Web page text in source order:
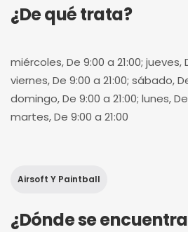
¿De qué trata?
miércoles, De 9:00 a 21:00; jueves,
viernes, De 9:00 a 21:00; sábado,
domingo, De 9:00 a 21:00; lunes,
martes, De 9:00 a 21:00
Airsoft Y Paintball
¿Dónde se